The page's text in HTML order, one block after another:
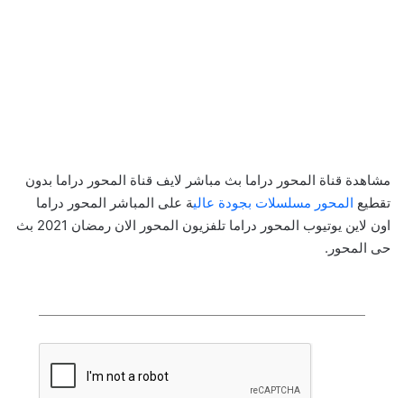
مشاهدة قناة المحور دراما بث مباشر لايف قناة المحور دراما بدون
تقطيع المحور مسلسلات بجودة عالية على المباشر المحور دراما
اون لاين يوتيوب المحور دراما تلفزيون المحور الان رمضان 2021 بث
حى المحور.